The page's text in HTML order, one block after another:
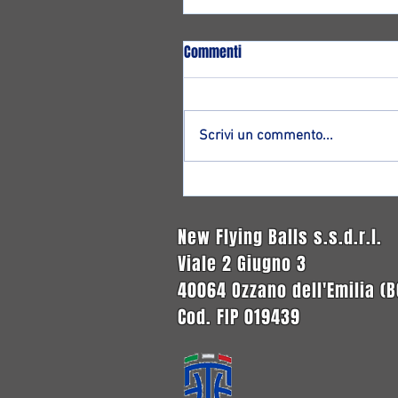
Commenti
Scrivi un commento...
New Flying Balls s.s.d.r.l.
Viale 2 Giugno 3
40064 Ozzano dell'Emilia
Cod. FIP 019439